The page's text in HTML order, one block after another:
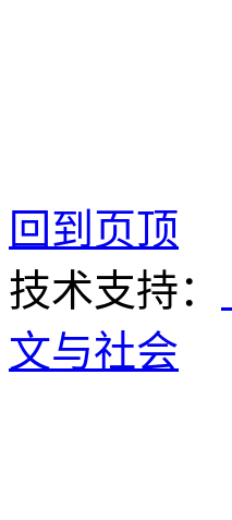
回到页顶
技术支持：
文与社会